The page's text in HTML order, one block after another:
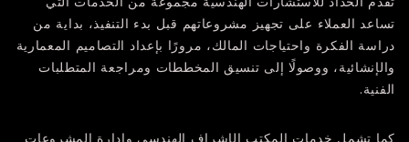
تساعد العملاء على تجهيز مشروعاتهم قبل بدء التنفيذ، بداية من
دراسة الفكرة واحتياجات المالك، مرورًا بإعداد التصاميم المعمارية
والإنشائية، ووصولًا إلى تنسيق المخططات ومراجعة المتطلبات
الفنية.
كما تشمل خدمات المكتب الإشراف الهندسي وإدارة المشروعات